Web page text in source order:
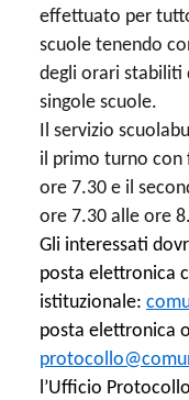
effettuato per
scuole tenendo
degli orari stabiliti
singole scuole.
Il servizio
il primo turno con
ore 7.30 e il
ore 7.30 alle ore
Gli interessati
posta elettronica
istituzionale:
posta elettronica
l’Ufficio